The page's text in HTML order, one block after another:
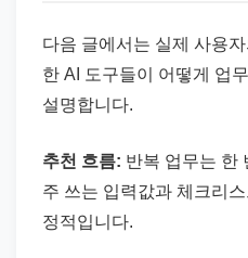
다음 글에서는 실제 사용
한 AI 도구들이 어떻게 업
설명합니다.
추천 흐름: 반복 업무는 한
주 쓰는 입력값과 체크리
정적입니다.